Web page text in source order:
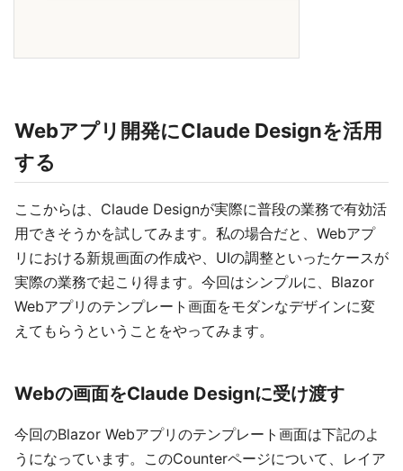
Webアプリ開発にClaude Designを活用
する
ここからは、Claude Designが実際に普段の業務で有効活
用できそうかを試してみます。私の場合だと、Webアプ
リにおける新規画面の作成や、UIの調整といったケースが
実際の業務で起こり得ます。今回はシンプルに、Blazor
Webアプリのテンプレート画面をモダンなデザインに変
えてもらうということをやってみます。
Webの画面をClaude Designに受け渡す
今回のBlazor Webアプリのテンプレート画面は下記のよ
うになっています。このCounterページについて、レイア